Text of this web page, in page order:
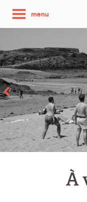
menu
À